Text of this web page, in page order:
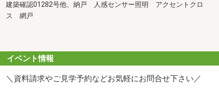
建築確認01282号他、納戸 人感センサー照明 アクセントクロ
ス 網戸
イベント情報
＼資料請求やご見学予約などお気軽にお問合せ下さい／